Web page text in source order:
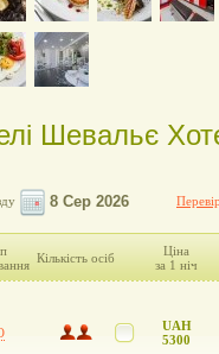
Шевальє
Кількість осіб
Ціна
за 1 ніч
UAH
5300